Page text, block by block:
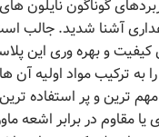
گوناگون نایلون
آشنا شدید. جالب
کیفیت و بهره وری این
به ترکیب مواد اولیه آن
ترین و پر استفاده
یا مقاوم در برابر اشعه